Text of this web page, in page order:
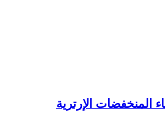
المنخفضات الإرترية